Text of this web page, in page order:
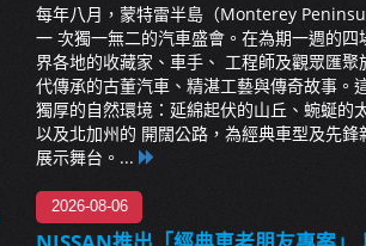
每年八月，蒙特雷半島（Monterey
一 次獨一無二的汽車盛會。在為期一週的四
界各地的收藏家、車手、 工程師及觀眾匯聚
代傳承的古董汽車、精湛工藝與傳奇故事。
獨厚的自然環境：延綿起伏的山丘、蜿蜒的
以及北加州的 開闊公路，為經典車型及先鋒
展示舞台。...
2026-08-06